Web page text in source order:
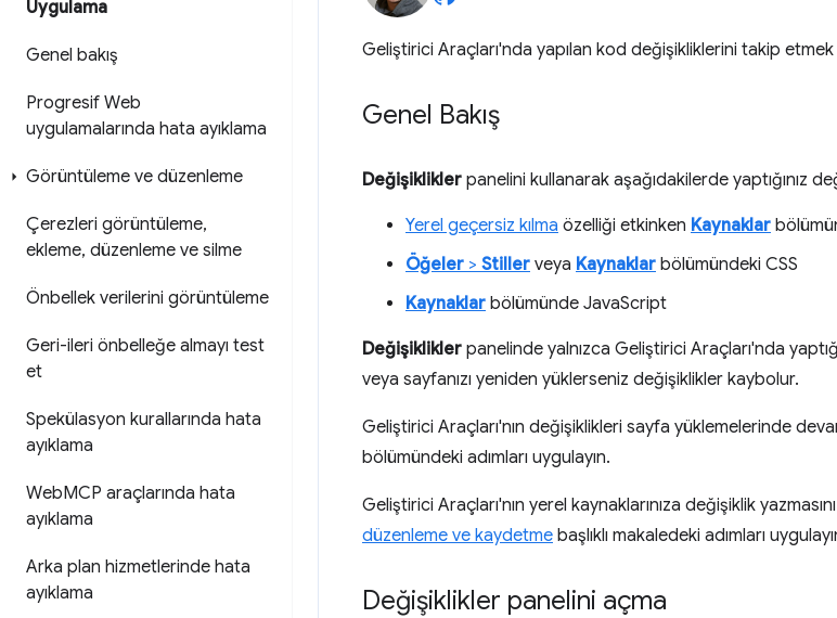
Uygulama
Genel bakış
Progresif Web
uygulamalarında hata ayıklama
Görüntüleme ve düzenleme
Çerezleri görüntüleme,
ekleme, düzenleme ve silme
Önbellek verilerini görüntüleme
Geri-ileri önbelleğe almayı test
et
Spekülasyon kurallarında hata
ayıklama
WebMCP araçlarında hata
ayıklama
Arka plan hizmetlerinde hata
ayıklama
Geliştirici Araçları'nda yapılan kod değişikliklerini takip etmek
Genel Bakış
Değişiklikler panelini kullanarak aşağıdakilerde yaptığınız
Yerel geçersiz kılma özelliği etkinken Kaynaklar
Öğeler > Stiller veya Kaynaklar bölümündeki CSS
Kaynaklar bölümünde JavaScript
Değişiklikler panelinde yalnızca Geliştirici Araçları'nda
veya sayfanızı yeniden yüklerseniz değişiklikler kaybolur.
Geliştirici Araçları'nın değişiklikleri sayfa yüklemelerinde
bölümündeki adımları uygulayın.
Geliştirici Araçları'nın yerel kaynaklarınıza değişiklik
düzenleme ve kaydetme başlıklı makaledeki adımları
Değişiklikler panelini açma